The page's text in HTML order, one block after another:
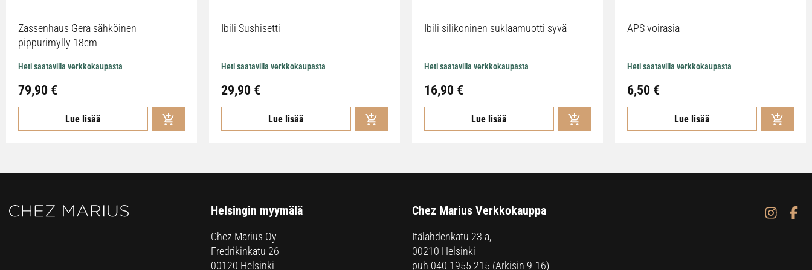
Zassenhaus Gera sähköinen
pippurimylly 18cm
Heti saatavilla verkkokaupasta
79,90 €
Lue lisää
Ibili Sushisetti
Heti saatavilla verkkokaupasta
29,90 €
Lue lisää
Ibili silikoninen suklaamuotti syvä
Heti saatavilla verkkokaupasta
16,90 €
Lue lisää
APS voirasia
Heti saatavilla verkkokaupasta
6,50 €
Lue lisää
Helsingin myymälä
Chez Marius Oy
Fredrikinkatu 26
00120 Helsinki
Chez Marius Verkkokauppa
Itälahdenkatu 23 a,
00210 Helsinki
puh 040 1955 215 (Arkisin 9-16)